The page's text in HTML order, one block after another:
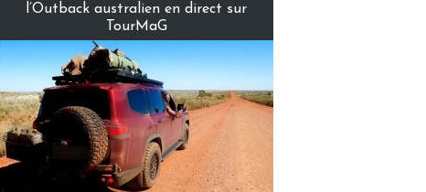
l’Outback australien en direct sur
TourMaG